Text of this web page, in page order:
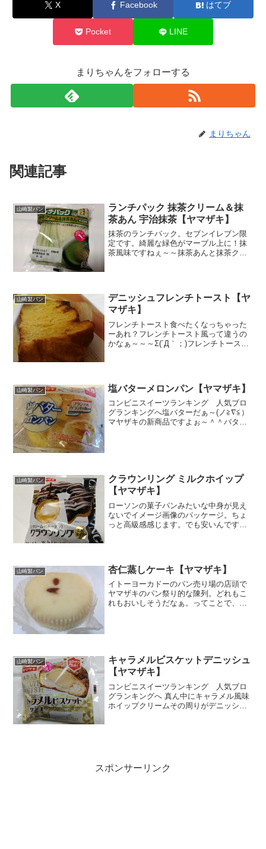
X Facebook はてブ
Pocket LINE
まりちゃんをフォローする
まりちゃん
関連記事
山崎製パン
ランチパック 抹茶クリーム＆抹
茶あん 宇治抹茶【ヤマザキ】
抹茶のランチパック。セブンイレブン限
定です。綺麗な緑色がマーブル上に！抹
茶風味ですねぇ～～抹茶あんと抹茶クリ
山崎製パン
デニッシュフレンチトースト【ヤ
マザキ】
フレンチトースト食べたくなっちゃった
ーあれ？フレンチトースト風って違うの
かなぁ～～～Σ(´Д｀；)フレンチトースト
山崎製パン 塩バターメロンパン【ヤマザキ】
コンビニスイーツランキング 人気ブロ
グランキングへ塩バターだぁ～(ノ≧∇≦）
マヤザキの新商品ですよぉ～＾＾バター
山崎製パン
クラウンリング ミルクホイップ
【ヤマザキ】
ローソンの菓子パンみたいな中身が見え
ないでイメージ画像のパッケージ。ちょ
っと高級感感じます。でも安いんです
山崎製パン 杏仁蒸しケーキ【ヤマザキ】
イトーヨーカドーのパン売り場の店頭で
ヤマザキのパン祭り的な陳列。どれもこ
れもおいしそうだなぁ。ってことで、ま
山崎製パン
キャラメルビスケットデニッシュ
【ヤマザキ】
コンビニスイーツランキング 人気ブロ
グランキングへ 真ん中にキャラメル風味
ホイップクリームその周りがデニッシュ
スポンサーリンク